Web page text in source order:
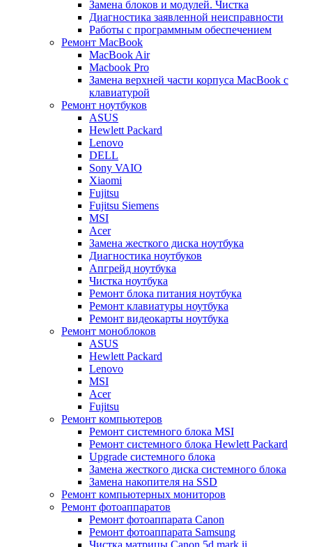
Замена блоков и модулей. Чистка
Диагностика заявленной неисправности
Работы с программным обеспечением
Ремонт MacBook
MacBook Air
Macbook Pro
Замена верхней части корпуса MacBook с
клавиатурой
Ремонт ноутбуков
ASUS
Hewlett Packard
Lenovo
DELL
Sony VAIO
Xiaomi
Fujitsu
Fujitsu Siemens
MSI
Acer
Замена жесткого диска ноутбука
Диагностика ноутбуков
Апгрейд ноутбука
Чистка ноутбука
Ремонт блока питания ноутбука
Ремонт клавиатуры ноутбука
Ремонт видеокарты ноутбука
Ремонт моноблоков
ASUS
Hewlett Packard
Lenovo
MSI
Acer
Fujitsu
Ремонт компьютеров
Ремонт системного блока MSI
Ремонт системного блока Hewlett Packard
Upgrade системного блока
Замена жесткого диска системного блока
Замена накопителя на SSD
Ремонт компьютерных мониторов
Ремонт фотоаппаратов
Ремонт фотоаппарата Canon
Ремонт фотоаппарата Samsung
Чистка матрицы Canon 5d mark ii